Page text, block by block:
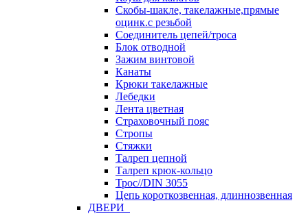
Скобы-шакле, такелажные,прямые
оцинк.с резьбой
Соединитель цепей/троса
Блок отводной
Зажим винтовой
Канаты
Крюки такелажные
Лебедки
Лента цветная
Страховочный пояс
Стропы
Стяжки
Талреп цепной
Талреп крюк-кольцо
Трос//DIN 3055
Цепь короткозвенная, длиннозвенная
ДВЕРИ